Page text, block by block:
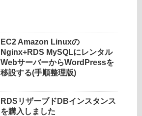
EC2 Amazon Linuxの
Nginx+RDS MySQLにレンタル
WebサーバーからWordPressを
移設する(手順整理版)
RDSリザーブドDBインスタンス
を購入しました